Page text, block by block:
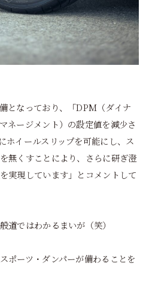
となっており、「DPM（ダイナ
ネージメント）の設定値を減少さ
ホイールスリップを可能にし、ス
無くすことにより、さらに研ぎ澄
実現しています」とコメントして
道ではわかるまいが（笑）
ポーツ・ダンパーが備わることを